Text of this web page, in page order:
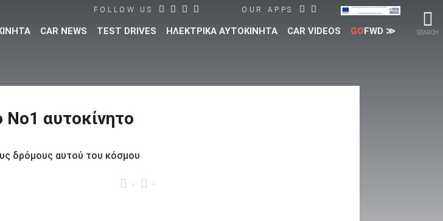
SEARCH
FOLLOW US OUR APPS
CAR NEWS TEST DRIVES ΗΛΕΚΤΡΙΚΑ ΑΥΤΟΚΙΝΗΤΑ CAR VIDEOS GOFWD ≫
για το αυτοκίνητο!
Νο1 αυτοκίνητο
δρόμους αυτού του κόσμου
- -